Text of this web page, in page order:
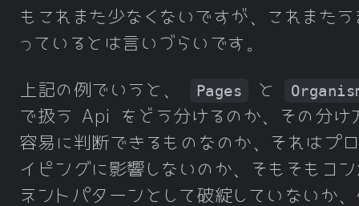
もこれまた少なくないですが、これまたう
っているとは言いづらいです。
上記の例でいうと、 Pages と
で扱う Api をどう分けるのか、その分け
容易に判断できるものなのか、それはプ
イピングに影響しないのか、そもそもコ
ネントパターンとして破綻していないか